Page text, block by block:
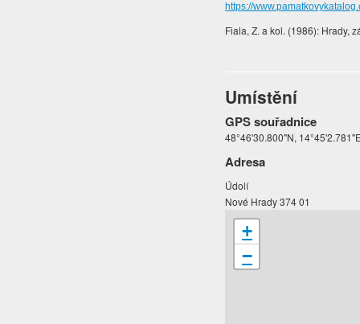
https://
Fiala, Z. a kol. (1986): Hrady,
Umístění
GPS souřadnice
48°46'30.800"N,
Adresa
Údolí
Nové Hrady 374 01
+
−